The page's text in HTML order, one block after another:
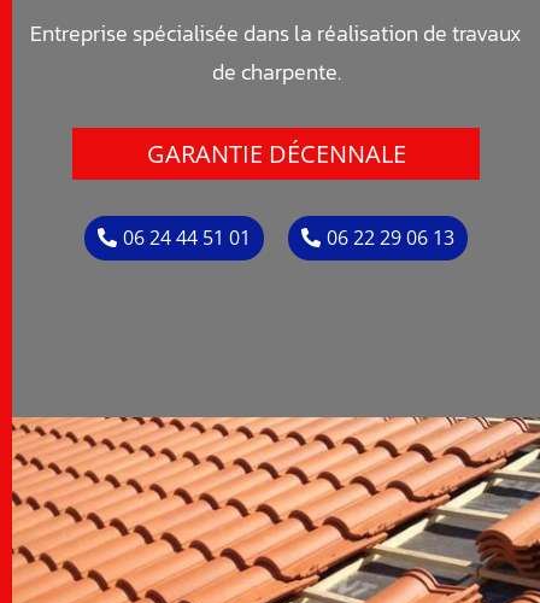
Entreprise spécialisée dans la réalisation de travaux
de charpente.
GARANTIE DÉCENNALE
06 24 44 51 01 06 22 29 06 13